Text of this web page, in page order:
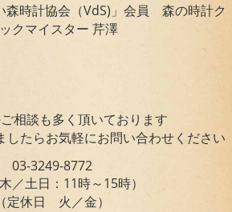
森時計協会（VdS)」会員 森の時計ク
クマイスター 芹澤
相談も多く頂いております
したらお気軽にお問い合わせください
03-3249-8772
木／土日：11時～15時）
（定休日 火／金）